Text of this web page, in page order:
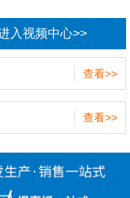
入视频中心>>
查看>>
查看>>